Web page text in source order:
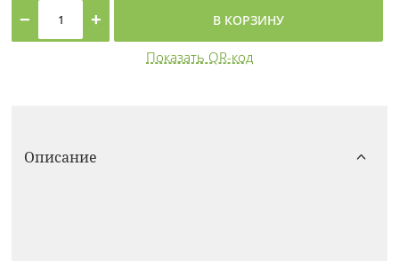
− + В КОРЗИНУ
Показать QR-код
Описание